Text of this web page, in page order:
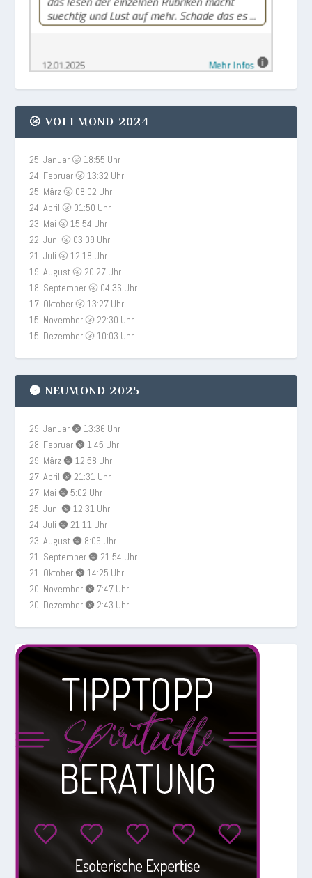
🌝 VOLLMOND 2024
25. Januar 🌝 18:55 Uhr
24. Februar 🌝 13:32 Uhr
25. März 🌝 08:02 Uhr
24. April 🌝 01:50 Uhr
23. Mai 🌝 15:54 Uhr
22. Juni 🌝 03:09 Uhr
21. Juli 🌝 12:18 Uhr
19. August 🌝 20:27 Uhr
18. September 🌝 04:36 Uhr
17. Oktober 🌝 13:27 Uhr
15. November 🌝 22:30 Uhr
15. Dezember 🌝 10:03 Uhr
🌚 NEUMOND 2025
29. Januar 🌚 13:36 Uhr
28. Februar 🌚 1:45 Uhr
29. März 🌚 12:58 Uhr
27. April 🌚 21:31 Uhr
27. Mai 🌚 5:02 Uhr
25. Juni 🌚 12:31 Uhr
24. Juli 🌚 21:11 Uhr
23. August 🌚 8:06 Uhr
21. September 🌚 21:54 Uhr
21. Oktober 🌚 14:25 Uhr
20. November 🌚 7:47 Uhr
20. Dezember 🌚 2:43 Uhr